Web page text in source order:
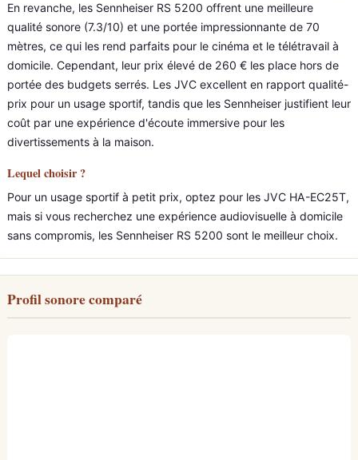
En revanche, les Sennheiser RS 5200 offrent une meilleure
qualité sonore (7.3/10) et une portée impressionnante de 70
mètres, ce qui les rend parfaits pour le cinéma et le télétravail à
domicile. Cependant, leur prix élevé de 260 € les place hors de
portée des budgets serrés. Les JVC excellent en rapport qualité-
prix pour un usage sportif, tandis que les Sennheiser justifient leur
coût par une expérience d'écoute immersive pour les
divertissements à la maison.
Lequel choisir ?
Pour un usage sportif à petit prix, optez pour les JVC HA-EC25T,
mais si vous recherchez une expérience audiovisuelle à domicile
sans compromis, les Sennheiser RS 5200 sont le meilleur choix.
Profil sonore comparé